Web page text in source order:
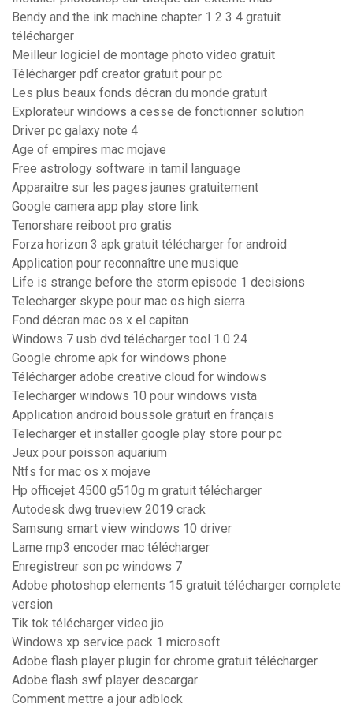
Bendy and the ink machine chapter 1 2 3 4 gratuit
télécharger
Meilleur logiciel de montage photo video gratuit
Télécharger pdf creator gratuit pour pc
Les plus beaux fonds décran du monde gratuit
Explorateur windows a cesse de fonctionner solution
Driver pc galaxy note 4
Age of empires mac mojave
Free astrology software in tamil language
Apparaitre sur les pages jaunes gratuitement
Google camera app play store link
Tenorshare reiboot pro gratis
Forza horizon 3 apk gratuit télécharger for android
Application pour reconnaître une musique
Life is strange before the storm episode 1 decisions
Telecharger skype pour mac os high sierra
Fond décran mac os x el capitan
Windows 7 usb dvd télécharger tool 1.0 24
Google chrome apk for windows phone
Télécharger adobe creative cloud for windows
Telecharger windows 10 pour windows vista
Application android boussole gratuit en français
Telecharger et installer google play store pour pc
Jeux pour poisson aquarium
Ntfs for mac os x mojave
Hp officejet 4500 g510g m gratuit télécharger
Autodesk dwg trueview 2019 crack
Samsung smart view windows 10 driver
Lame mp3 encoder mac télécharger
Enregistreur son pc windows 7
Adobe photoshop elements 15 gratuit télécharger complete
version
Tik tok télécharger video jio
Windows xp service pack 1 microsoft
Adobe flash player plugin for chrome gratuit télécharger
Adobe flash swf player descargar
Comment mettre a jour adblock